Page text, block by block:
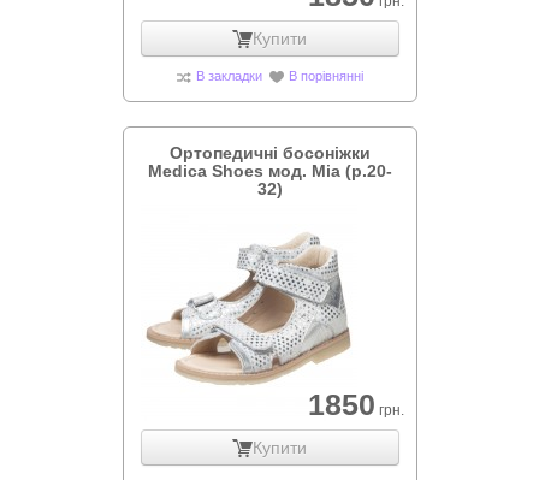
Купити
В закладки В порівнянні
Ортопедичні босоніжки
Medica Shoes мод. Mia (р.20-
32)
1850 грн.
Купити